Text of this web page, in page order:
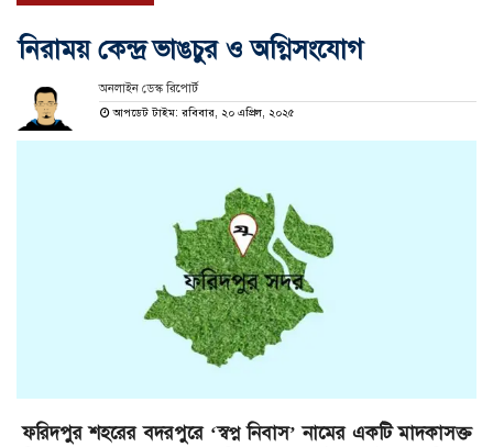
নিরাময় কেন্দ্র ভাঙচুর ও অগ্নিসংযোগ
অনলাইন ডেস্ক রিপোর্ট
আপডেট টাইম: রবিবার, ২০ এপ্রিল, ২০২৫
ফরিদপুর শহরের বদরপুরে ‘স্বপ্ন নিবাস’ নামের একটি মাদকাসক্ত